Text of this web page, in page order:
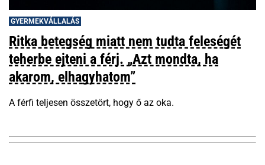
GYERMEKVÁLLALÁS
Ritka betegség miatt nem tudta feleségét
teherbe ejteni a férj. „Azt mondta, ha
akarom, elhagyhatom”
A férfi teljesen összetört, hogy ő az oka.